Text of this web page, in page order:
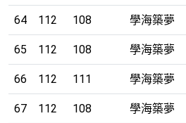
助
年
度
跳
轉
頁
64 112 108 學海築夢
65 112 108 學海築夢
66 112 111 學海築夢
67 112 108 學海築夢